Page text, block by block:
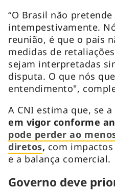
“O Brasil não
intempestivamente.
reunião, é que o país
medidas de
sejam interpretadas
disputa. O que nós
entendimento",
A CNI estima que, se
em vigor conforme
pode perder ao
diretos, com
e a balança comercial.
Governo deve